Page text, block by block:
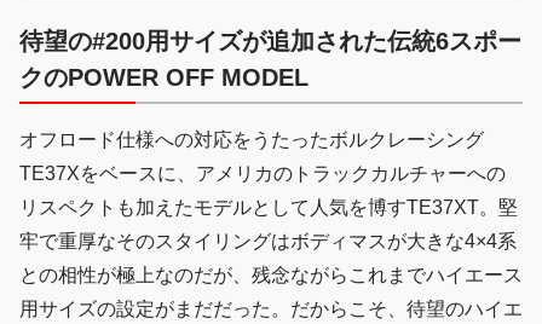
待望の#200用サイズが追加された伝統6スポー
クのPOWER OFF MODEL
オフロード仕様への対応をうたったボルクレーシング
TE37Xをベースに、アメリカのトラックカルチャーへの
リスペクトも加えたモデルとして人気を博すTE37XT。堅
牢で重厚なそのスタイリングはボディマスが大きな4×4系
との相性が極上なのだが、残念ながらこれまでハイエース
用サイズの設定がまだだった。だからこそ、待望のハイエ